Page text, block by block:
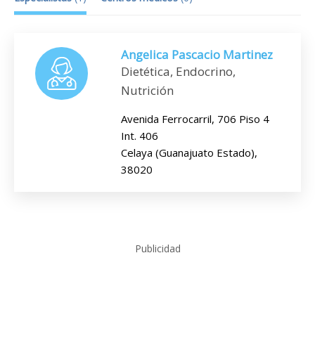
Angelica Pascacio Martinez
Dietética, Endocrino,
Nutrición
Avenida Ferrocarril, 706 Piso 4
Int. 406
Celaya (Guanajuato Estado),
38020
Publicidad